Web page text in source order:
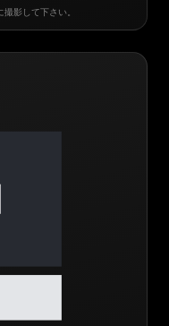
影して下さい。